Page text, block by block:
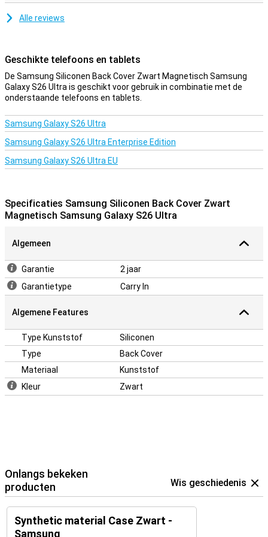
Alle reviews
Geschikte telefoons en tablets
De Samsung Siliconen Back Cover Zwart Magnetisch Samsung
Galaxy S26 Ultra is geschikt voor gebruik in combinatie met de
onderstaande telefoons en tablets.
Samsung Galaxy S26 Ultra
Samsung Galaxy S26 Ultra Enterprise Edition
Samsung Galaxy S26 Ultra EU
Specificaties Samsung Siliconen Back Cover Zwart
Magnetisch Samsung Galaxy S26 Ultra
Algemeen
Garantie
2 jaar
Garantietype
Carry In
Algemene Features
Type Kunststof
Siliconen
Type
Back Cover
Materiaal
Kunststof
Kleur
Zwart
Onlangs bekeken
producten
Wis geschiedenis
Synthetic material Case Zwart -
Samsung